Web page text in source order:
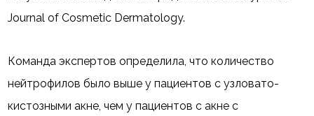
Journal of Cosmetic Dermatology.
Команда экспертов определила, что количество
нейтрофилов было выше у пациентов с узловато-
кистозными акне, чем у пациентов с акне с